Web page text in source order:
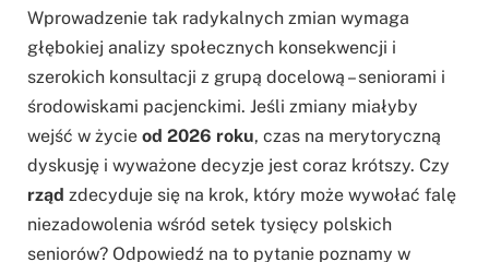
Wprowadzenie tak radykalnych zmian wymaga
głębokiej analizy społecznych konsekwencji i
szerokich konsultacji z grupą docelową – seniorami i
środowiskami pacjenckimi. Jeśli zmiany miałyby
wejść w życie od 2026 roku, czas na merytoryczną
dyskusję i wyważone decyzje jest coraz krótszy. Czy
rząd zdecyduje się na krok, który może wywołać falę
niezadowolenia wśród setek tysięcy polskich
seniorów? Odpowiedź na to pytanie poznamy w